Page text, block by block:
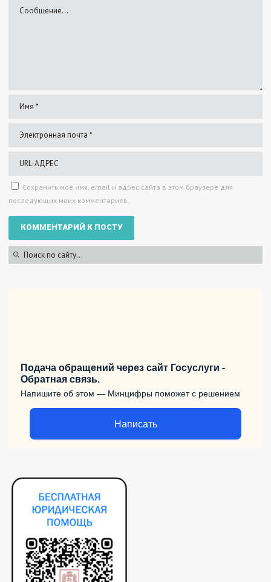
Сохранить моё имя, email и адрес сайта в этом браузере для
последующих моих комментариев.
Подача обращений через сайт Госуслуги -
Обратная связь.
Напишите об этом — Минцифры поможет с решением
Написать